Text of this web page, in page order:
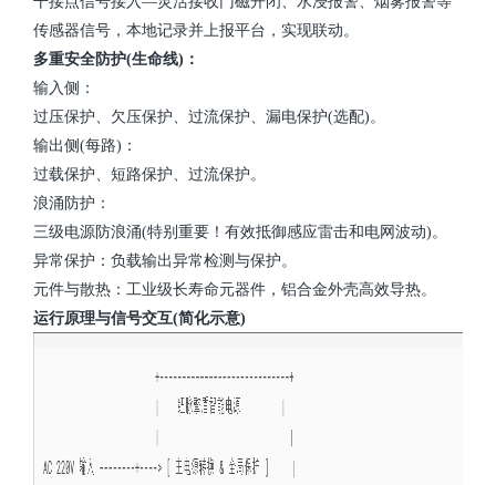
传感器信号，本地记录并上报平台，实现联动。
多重安全防护(生命线)：
输入侧：
过压保护、欠压保护、过流保护、漏电保护(选配)。
输出侧(每路)：
过载保护、短路保护、过流保护。
浪涌防护：
三级电源防浪涌(特别重要！有效抵御感应雷击和电网波动)。
异常保护：负载输出异常检测与保护。
元件与散热：工业级长寿命元器件，铝合金外壳高效导热。
运行原理与信号交互(简化示意)